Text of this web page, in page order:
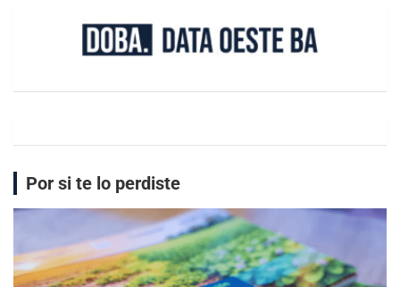
Por si te lo perdiste